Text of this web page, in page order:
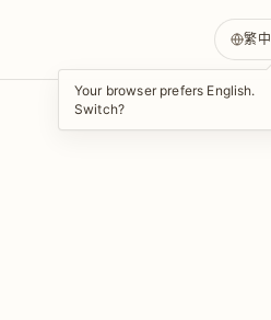
繁中
Your browser prefers English.
Switch?